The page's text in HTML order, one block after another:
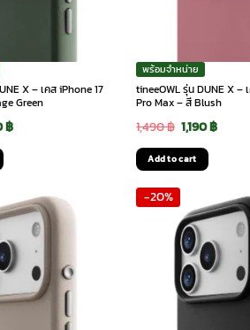
X – เคส iPhone 17
Green
฿.
฿Current
1,190 ฿.
พร้อมจำหน่าย
tineeOWL รุ่น DUNE X –
Pro Max – สี Blush
1,490฿ Original
price
was:
1,490 ฿.
1,190฿Current
1,190
Add to cart
-20%